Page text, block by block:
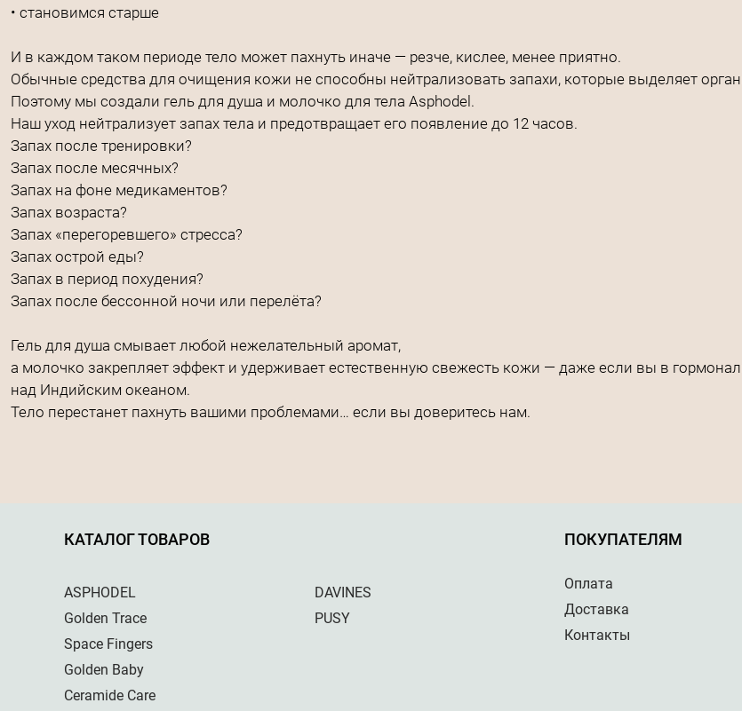
• становимся старше
И в каждом таком периоде тело может пахнуть иначе — резче, кислее, менее приятно.
Обычные средства для очищения кожи не способны нейтрализовать запахи, которые выделяет
Поэтому мы создали гель для душа и молочко для тела Asphodel.
Наш уход нейтрализует запах тела и предотвращает его появление до 12 часов.
Запах после тренировки?
Запах после месячных?
Запах на фоне медикаментов?
Запах возраста?
Запах «перегоревшего» стресса?
Запах острой еды?
Запах в период похудения?
Запах после бессонной ночи или перелёта?
Гель для душа смывает любой нежелательный аромат,
а молочко закрепляет эффект и удерживает естественную свежесть кожи — даже если вы в
над Индийским океаном.
Тело перестанет пахнуть вашими проблемами… если вы доверитесь нам.
КАТАЛОГ ТОВАРОВ
ASPHODEL
Golden Trace
Space Fingers
Golden Baby
Ceramide Care
DAVINES
PUSY
ПОКУПАТЕЛЯМ
Оплата
Доставка
Контакты